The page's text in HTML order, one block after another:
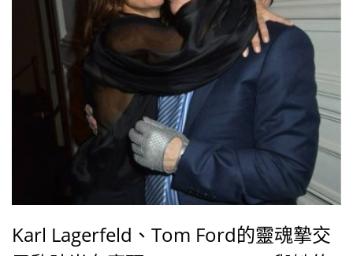
Karl Lagerfeld、Tom Ford的靈魂摯交